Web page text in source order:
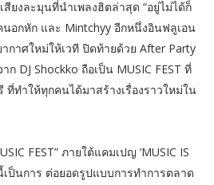
ยงละมุนที่นำเพลงฮิตล่าสุด “อยู่ไม่ได้ก็
นอกหัก และ Mintchyy อีกหนึ่งอินฟลูเอน
กาศใหม่ให้เวที ปิดท้ายด้วย After Party
DJ Shockko ถือเป็น MUSIC FEST ที่
ทำให้ทุกคนได้มาสร้างเรื่องราวใหม่ใน
FEST” ภายใต้แคมเปญ ‘MUSIC IS
นี้เป็นการ ต่อยอดรูปแบบการทำการตลาด